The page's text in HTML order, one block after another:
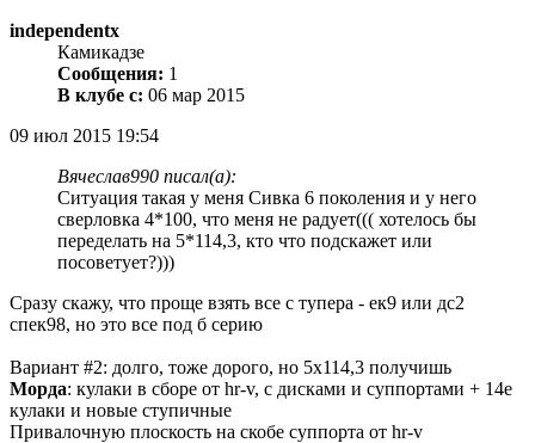
independentx
Камикадзе
Сообщения: 1
В клубе с: 06 мар 2015
09 июл 2015 19:54
Вячеслав990 писал(а):
Ситуация такая у меня Сивка 6 поколения и у него
сверловка 4*100, что меня не радует((( хотелось бы
переделать на 5*114,3, кто что подскажет или
посоветует?)))
Сразу скажу, что проще взять все с тупера - ек9 или дс2
спек98, но это все под б серию
Вариант #2: долго, тоже дорого, но 5х114,3 получишь
Морда: кулаки в сборе от hr-v, с дисками и суппортами + 14е
кулаки и новые ступичные
Привалочную плоскость на скобе суппорта от hr-v